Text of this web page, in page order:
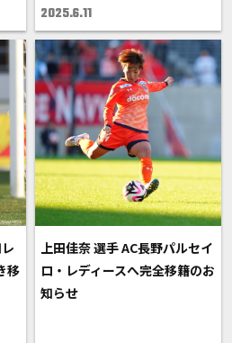
2025.6.11
移
上田佳奈 選手 AC長野パルセイ
ロ・レディースへ完全移籍のお
知らせ